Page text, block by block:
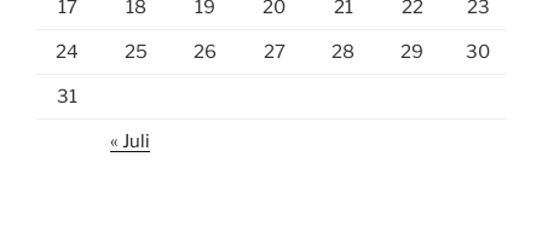
17 18 19 20 21 22 23
24 25 26 27 28 29 30
31
« Juli